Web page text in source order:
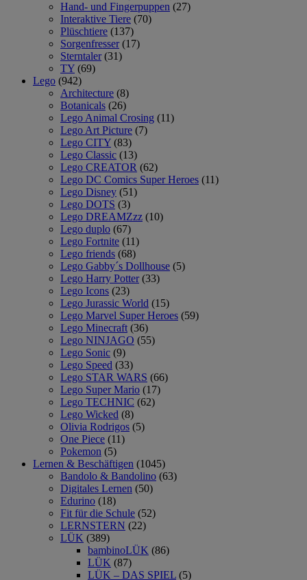
Hand- und Fingerpuppen (27)
Interaktive Tiere (70)
Plüschtiere (137)
Sorgenfresser (17)
Sterntaler (31)
TY (69)
Lego (942)
Architecture (8)
Botanicals (26)
Lego Animal Crosing (11)
Lego Art Picture (7)
Lego CITY (83)
Lego Classic (13)
Lego CREATOR (62)
Lego DC Comics Super Heroes (11)
Lego Disney (51)
Lego DOTS (3)
Lego DREAMZzz (10)
Lego duplo (67)
Lego Fortnite (11)
Lego friends (68)
Lego Gabby´s Dollhouse (5)
Lego Harry Potter (33)
Lego Icons (23)
Lego Jurassic World (15)
Lego Marvel Super Heroes (59)
Lego Minecraft (36)
Lego NINJAGO (55)
Lego Sonic (9)
Lego Speed (33)
Lego STAR WARS (66)
Lego Super Mario (17)
Lego TECHNIC (62)
Lego Wicked (8)
Olivia Rodrigos (5)
One Piece (11)
Pokemon (5)
Lernen & Beschäftigen (1045)
Bandolo & Bandolino (63)
Digitales Lernen (50)
Edurino (18)
Fit für die Schule (52)
LERNSTERN (22)
LÜK (389)
bambinoLÜK (86)
LÜK (87)
LÜK – DAS SPIEL (5)